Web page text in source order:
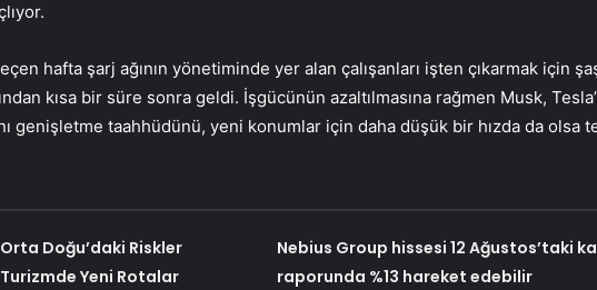
hafta şarj ağının yönetiminde yer alan çalışanları işten çıkarmak için
kısa bir süre sonra geldi. İşgücünün azaltılmasına rağmen Musk,
genişletme taahhüdünü, yeni konumlar için daha düşük bir hızda da olsa
Orta Doğu’daki Riskler
Turizmde Yeni Rotalar
Nebius Group hissesi 12 Ağustos’taki
raporunda %13 hareket edebilir